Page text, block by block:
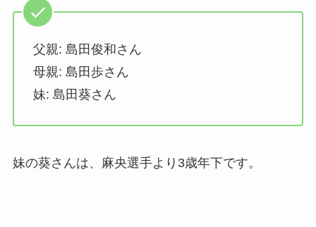
父親: 島田俊和さん
母親: 島田歩さん
妹: 島田葵さん
妹の葵さんは、麻央選手より3歳年下です。